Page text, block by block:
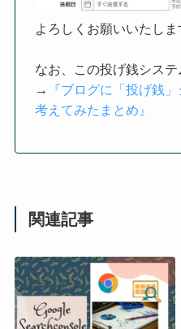
よろしくお願いいたしま
なお、この投げ銭シス
→
『ブログに「投げ銭
考えてみたまとめ』
関連記事